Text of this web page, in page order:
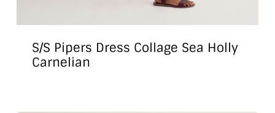
S/S Pipers Dress Collage Sea Holly
Carnelian